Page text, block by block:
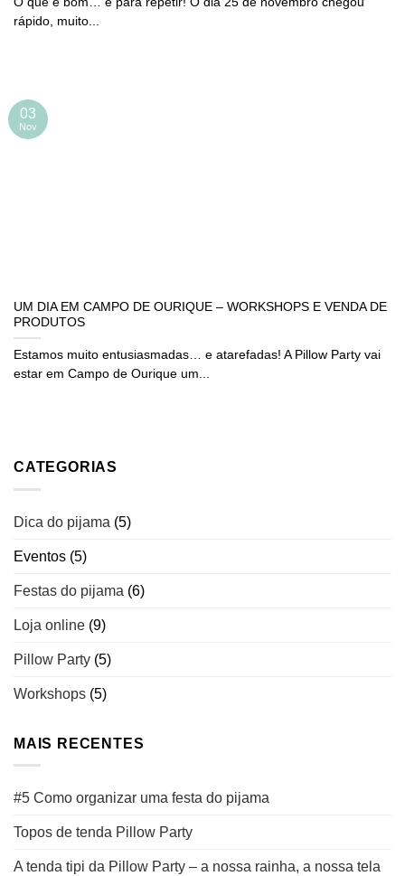
rápido, muito...
UM DIA EM CAMPO DE OURIQUE – WORKSHOPS E VENDA DE
PRODUTOS
Estamos muito entusiasmadas… e atarefadas! A Pillow Party vai
estar em Campo de Ourique um...
03
Nov
CATEGORIAS
Dica do pijama (5)
Eventos (5)
Festas do pijama (6)
Loja online (9)
Pillow Party (5)
Workshops (5)
MAIS RECENTES
#5 Como organizar uma festa do pijama
Topos de tenda Pillow Party
A tenda tipi da Pillow Party – a nossa rainha, a nossa tela